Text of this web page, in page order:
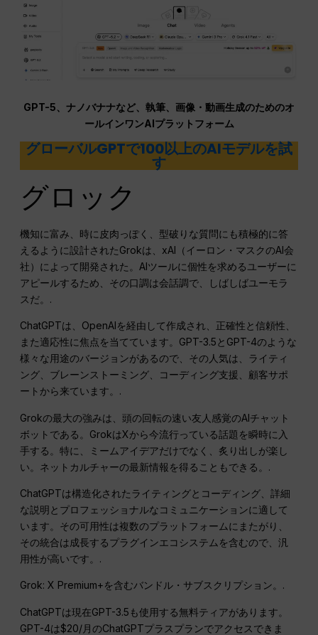
GPT-5、ナノバナナなど、執筆、画像・動画生成のためのオ
ールインワンAIプラットフォーム
グローバルGPTで100以上のAIモデルを試
す
グロック
機知に富み、時に皮肉っぽく、型破りな質問にも積極的に答
えるように設計されたGrokは、xAI（イーロン・マスクのAI会
社）によって開発された。AIツールに個性を求めるユーザーに
アピールするため、その口調は会話調で、しばしばユーモラ
スだ。.
ChatGPTは、OpenAIを経由して作成され、正確性と信頼性、
また適応性に焦点を当てています。GPT-3.5とGPT-4のような
様々な用途のバージョンがあるので、その人気は、ライティ
ング、ブレーンストーミング、コーディング支援、顧客サポ
ートから来ています。.
Grokの最大の強みは、頭の回転の速い友人感覚のAIチャット
ボットである。GrokはXから今流行っている話題を瞬時に入
手する。特に、ミームアイデアだけでなく、炙り出しが楽し
い。ネットカルチャーの最新情報を得ることもできる。.
ChatGPTは構造化されたライティングとコーディング、詳細
な説明とプロフェッショナルなコミュニケーションに適して
います。その可用性は複数のプラットフォームにまたがり、
その統合は成長するプラグインエコシステムを含むので、汎
用性が高いです。.
Grok: X Premium+を含むバンドル・サブスクリプション。.
ChatGPTは現在GPT-3.5も使用する無料ティアがあります。
GPT-4は$20/月のChatGPTプラスプランでアクセスできま